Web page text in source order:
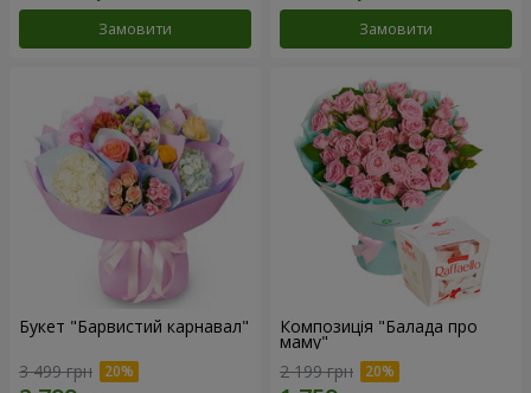
Замовити Замовити
Букет "Барвистий карнавал"
3 499 грн
Композиція "Балада про
маму"
2 199 грн